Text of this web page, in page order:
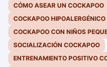
CÓMO ASEAR UN COCKAPOO
COCKAPOO HIPOALERGÉNICO
COCKAPOO CON NIÑOS
SOCIALIZACIÓN COCKAPOO
ENTRENAMIENTO POSITIVO